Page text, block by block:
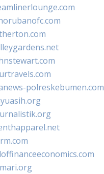
polreskebumen.com